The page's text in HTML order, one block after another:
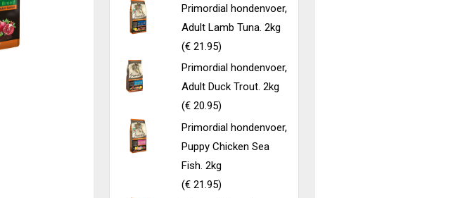
Primordial hondenvoer,
Adult Lamb Tuna. 2kg
(€ 21.95)
Primordial hondenvoer,
Adult Duck Trout. 2kg
(€ 20.95)
Primordial hondenvoer,
Puppy Chicken Sea
Fish. 2kg
(€ 21.95)